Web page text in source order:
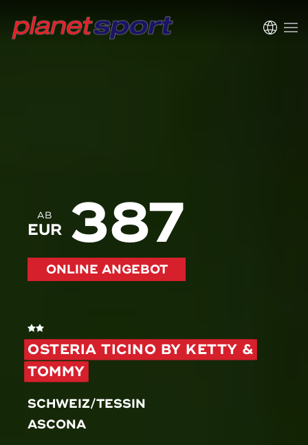
OSTERIA TICINO BY KETTY &
TOMMY
SCHWEIZ/TESSIN
ASCONA
AB
EUR 387
ONLINE ANGEBOT